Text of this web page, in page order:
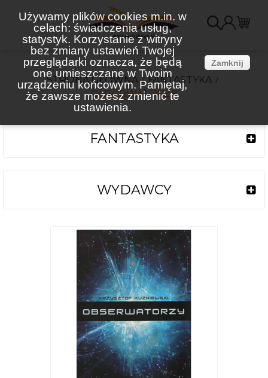
Używamy plików cookies m.in. w
celach: świadczenia usług,
statystyk. Korzystanie z witryny
bez zmiany ustawień Twojej
przeglądarki oznacza, że będą
one umieszczane w Twoim
urządzeniu końcowym. Pamiętaj,
że zawsze możesz zmienić te
ustawienia.
Zamknij
STRONA GŁÓWNA
FANTASTYKA
OBSERWATORZY
FANTASTYKA
WYDAWCY